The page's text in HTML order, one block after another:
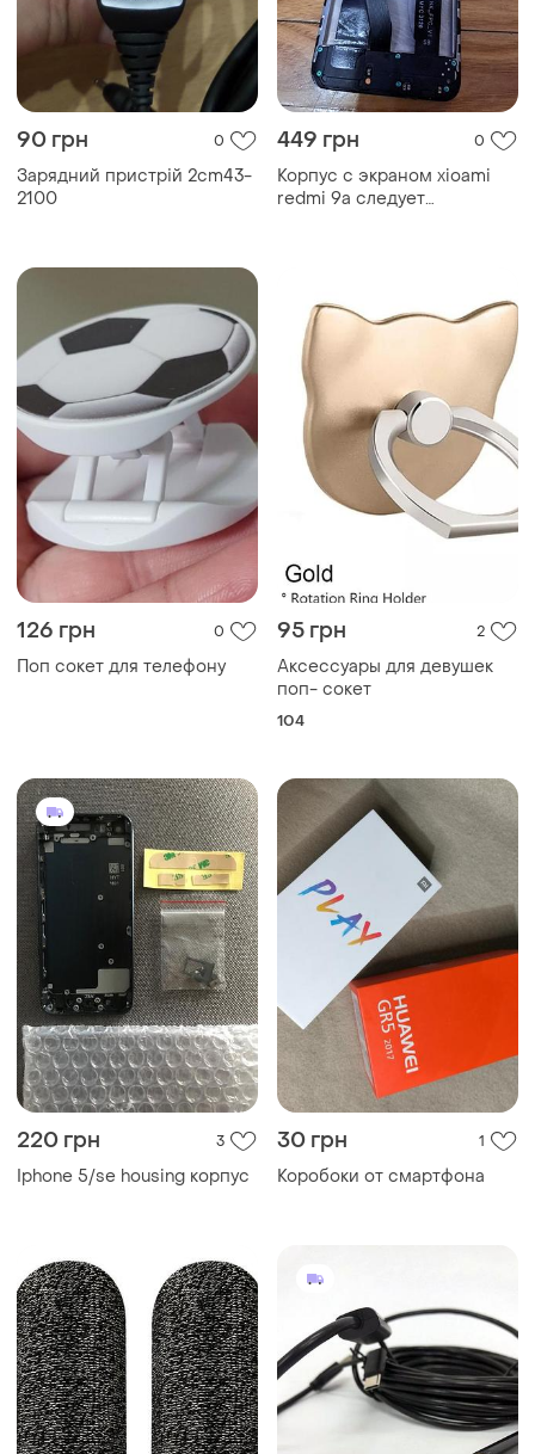
90 грн 0
Зарядний пристрій 2cm43-
2100
449 грн 0
Корпус с экраном xioami
redmi 9a следует
126 грн 0
Поп сокет для телефону
95 грн 2
Аксессуары для девушек
поп- сокет
104
220 грн 3
Iphone 5/se housing корпус
30 грн 1
Коробоки от смартфона